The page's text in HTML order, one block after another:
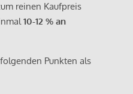
reinen Kaufpreis
10-12 % an
Punkten als